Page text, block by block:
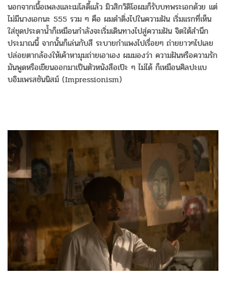
นอกจากเนื้อเพลงและเมโลดี้แล้ว มิวสิกวิดิโอผมก็รับบทพระเอกด้วย แต่
ไม่มีนางเอกนะ 555 รวม ๆ คือ ผมดำดิ่งไปในความฝัน เริ่มแรกที่เห็น
ใส่ชุดประดาน้ำก็เหมือนกำลังจะเริ่มเดินทางไปสู่ความฝัน จิตใต้สำนึก
ประมาณนี้ จากนั้นก็เล่นกับสี ระบายกำแพงไปเรื่อยๆ ถ่ายยาวๆไปเลย
ปล่อยตากล้องให้เค้าหามุมถ่ายเอาเอง ผมมองว่า ความฝันหรือความรัก
มันพูดหรือเขียนออกมาเป็นตัวหนังสือเป๊ะ ๆ ไม่ได้ ก็เหมือนศิลปะแบ
บอิมเพรสชันนิสม์ (Impressionism)